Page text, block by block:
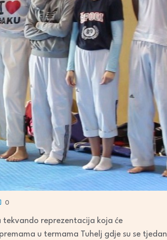
0
tekvando reprezentacija koja će
u termama Tuhelj gdje su se tjedan